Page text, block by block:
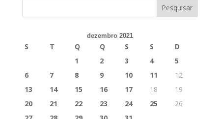
dezembro 2021
S T Q Q S S
D
1
2 3 4
5
6
7 8 9 10 11
12
13
14 15 16 17 18
19
20
21 22 23 24 25
26